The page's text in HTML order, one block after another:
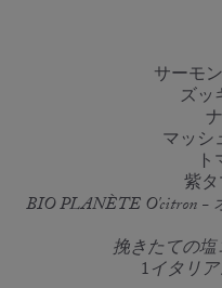
サーモ
ズッ
マッシ
紫
BIO PLANÈTE O'citron -
挽きたての
1イタリ